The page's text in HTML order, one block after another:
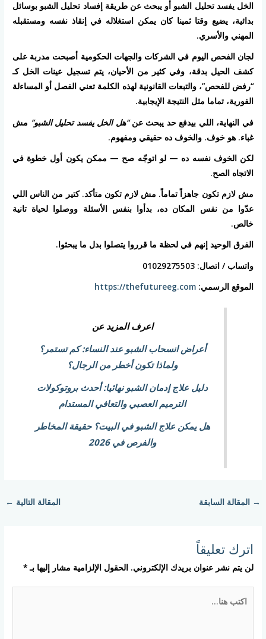
الخل يفسد تحليل الشبو أو يبحث عن طريقة إفساد تحليل الشبو بوسائل
بدائية، يضيع وقتا ثمينا كان يمكن استغلاله في إنقاذ نفسه ومستقبله
المهني والأسري.
لجان الفحص اليوم في الشركات والجهات الحكومية أصبحت مدربة على
كشف الحيل بدقة، وفي كثير من الأحيان، يتم تسجيل عينات الخل كـ
“رفض للفحص”، والتبعات القانونية لهذه الكلمة تعني الفصل أو المساءلة
الفورية، تماما مثل النتيجة الإيجابية.
في النهاية، اللي بيدفع حد يبحث عن“هل الخل يفسد تحليل الشبو” مش
غباء. هو خوف. والخوف ده حقيقي ومفهوم.
لكن الخوف نفسه ده — لو اتوجّه صح — ممكن يكون أول خطوة في
الاتجاه الصح.
مش لازم تكون جاهزاً تماماً. مش لازم تكون متأكد. كتير من الناس اللي
عدّوا من نفس المكان ده، بدأوا بنفس الأسئلة ووصلوا لحياة تانية
خالص.
الفرق الوحيد إنهم في لحظة ما قرروا يتصلوا بدل ما يبحثوا.
واتساب / اتصال: 01029275503
الموقع الرسمي:https://thefutureeg.com
اعرف المزيد عن
أعراض انسحاب الشبو عند النساء: كم تستمر؟
ولماذا تكون أخطر من الرجال؟
دليل علاج إدمان الشبو نهائيا: أحدث بروتوكولات
الترميم العصبي والتعافي المستدام
هل يمكن علاج الشبو في البيت؟ حقيقة المخاطر
والفرص في 2026
→ المقالة السابقة المقالة التالية ←
اترك تعليقاً
لن يتم نشر عنوان بريدك الإلكتروني. الحقول الإلزامية مشار إليها بـ*